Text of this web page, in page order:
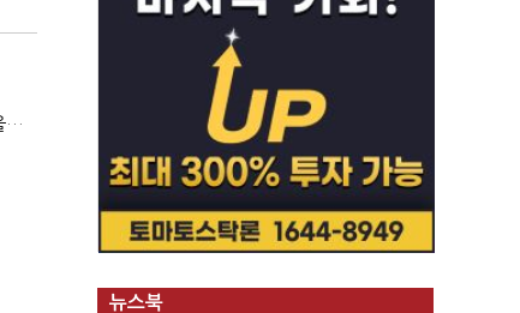
(SPC 민낯)③"일매출 280만원 찍어도 수익 제자리"…점주 울리는 '상시 할인'
뉴스북